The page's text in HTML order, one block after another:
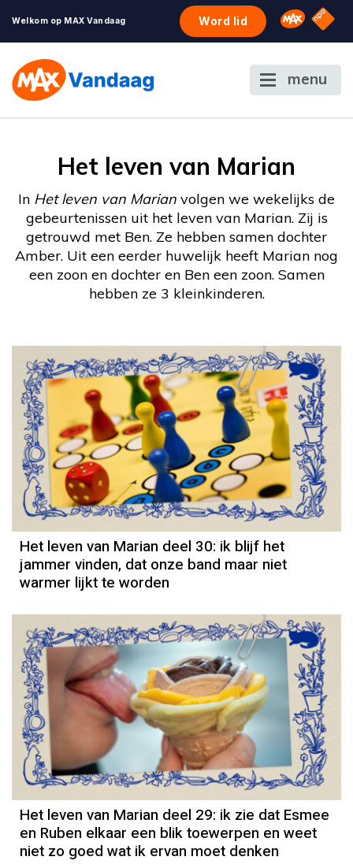
Welkom op MAX Vandaag Word lid Omroep
NPO
menu
Het leven van Marian
In Het leven van Marian volgen we wekelijks de
gebeurtenissen uit het leven van Marian. Zij is
getrouwd met Ben. Ze hebben samen dochter
Amber. Uit een eerder huwelijk heeft Marian nog
een zoon en dochter en Ben een zoon. Samen
hebben ze 3 kleinkinderen.
Column
Het leven van Marian deel 30: ik blijf het
jammer vinden, dat onze band maar niet
warmer lijkt te worden
Column
Het leven van Marian deel 29: ik zie dat Esmee
en Ruben elkaar een blik toewerpen en weet
niet zo goed wat ik ervan moet denken